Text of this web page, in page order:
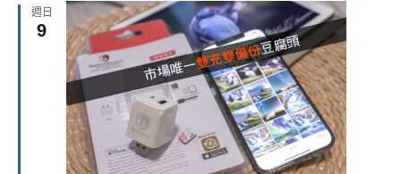
週日
9